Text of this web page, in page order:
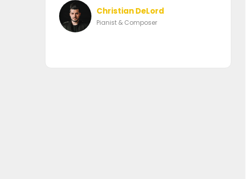
Christian DeLord
Pianist & Composer